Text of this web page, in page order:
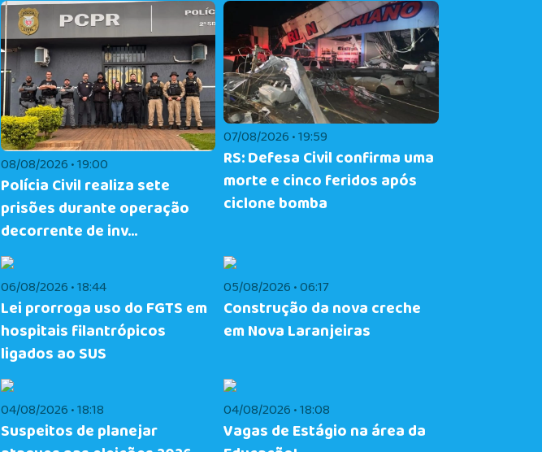
08/08/2026 • 19:00
Polícia Civil realiza sete
prisões durante operação
decorrente de inv...
07/08/2026 • 19:59
RS: Defesa Civil confirma uma
morte e cinco feridos após
ciclone bomba
06/08/2026 • 18:44
Lei prorroga uso do FGTS em
hospitais filantrópicos
ligados ao SUS
05/08/2026 • 06:17
Construção da nova creche
em Nova Laranjeiras
04/08/2026 • 18:18
Suspeitos de planejar
04/08/2026 • 18:08
Vagas de Estágio na área da